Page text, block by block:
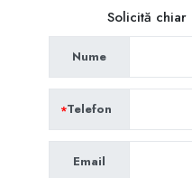
Solicită chiar
Nume
Telefon
Email